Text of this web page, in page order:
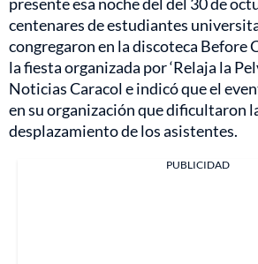
centenares de estudiantes
congregaron en la discoteca Before
la fiesta organizada por ‘Relaja la
Noticias Caracol e indicó que el
en su organización que dificultaron
desplazamiento de los asistentes.
PUBLICIDAD